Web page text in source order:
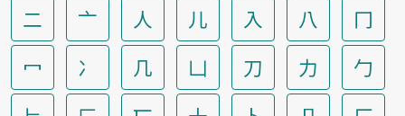
二 亠 人 儿 入 八
冂
冖
冫 几 凵 刀 力
勹